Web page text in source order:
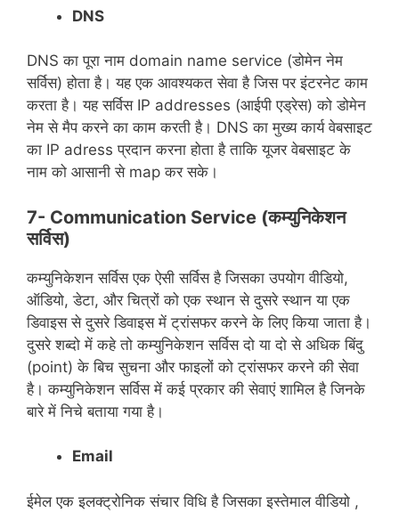
DNS
DNS का पूरा नाम domain name service (डोमेन नेम
सर्विस) होता है। यह एक आवश्यकत सेवा है जिस पर इंटरनेट काम
करता है। यह सर्विस IP addresses (आईपी एड्रेस) को डोमेन
नेम से मैप करने का काम करती है। DNS का मुख्य कार्य वेबसाइट
का IP adress प्रदान करना होता है ताकि यूजर वेबसाइट के
नाम को आसानी से map कर सके।
7- Communication Service (कम्युनिकेशन
सर्विस)
कम्युनिकेशन सर्विस एक ऐसी सर्विस है जिसका उपयोग वीडियो,
ऑडियो, डेटा, और चित्रों को एक स्थान से दुसरे स्थान या एक
डिवाइस से दुसरे डिवाइस में ट्रांसफर करने के लिए किया जाता है।
दुसरे शब्दो में कहे तो कम्युनिकेशन सर्विस दो या दो से अधिक बिंदु
(point) के बिच सुचना और फाइलों को ट्रांसफर करने की सेवा
है। कम्युनिकेशन सर्विस में कई प्रकार की सेवाएं शामिल है जिनके
बारे में निचे बताया गया है।
Email
ईमेल एक इलक्ट्रोनिक संचार विधि है जिसका इस्तेमाल वीडियो ,